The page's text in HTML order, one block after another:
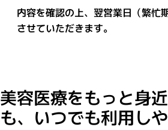
内容を確認の上、翌営業日（繁忙
させていただきます。
美容医療をもっと身
も、いつでも利用しや